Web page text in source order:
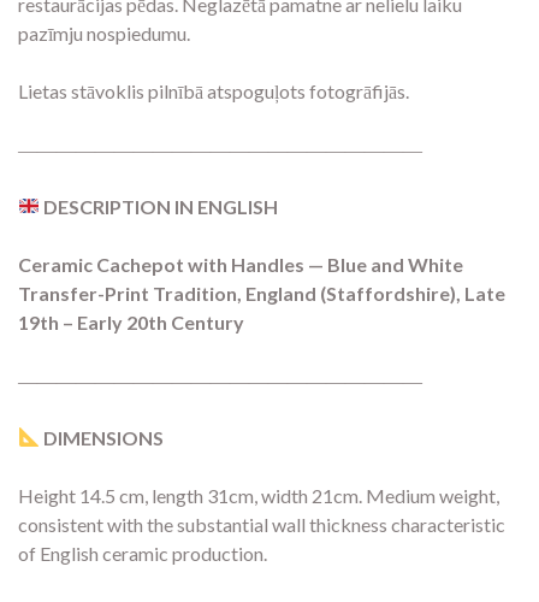
pazīmju nospiedumu.
Lietas stāvoklis pilnībā atspoguļots fotogrāfijās.
―――――――――――――――――――――
DESCRIPTION IN ENGLISH
Ceramic Cachepot with Handles — Blue and White
Transfer-Print Tradition, England (Staffordshire), Late
19th – Early 20th Century
―――――――――――――――――――――
DIMENSIONS
Height 14.5 cm, length 31cm, width 21cm. Medium weight,
consistent with the substantial wall thickness characteristic
of English ceramic production.